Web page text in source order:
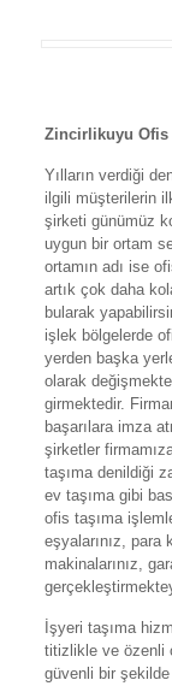
Zincirlikuyu Ofis
Yılların verdiği
ilgili müşterilerin
şirketi günümüz
uygun bir ortam
ortamın adı ise
artık çok daha
bularak
işlek bölgelerde
yerden başka
olarak
girmektedir.
başarılara imza
şirketler
taşıma denildiği
ev taşıma gibi
ofis taşıma
eşyalarınız, para
makinalarınız,
İşyeri taşıma
titizlikle ve özenli
güvenli bir